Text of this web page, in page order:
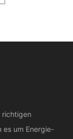
richtigen
es um Energie-